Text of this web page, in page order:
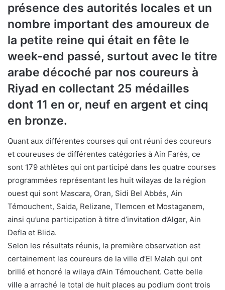
présence des autorités locales et un
nombre important des amoureux de
la petite reine qui était en fête le
week-end passé, surtout avec le titre
arabe décoché par nos coureurs à
Riyad en collectant 25 médailles
dont 11 en or, neuf en argent et cinq
en bronze.
Quant aux différentes courses qui ont réuni des coureurs
et coureuses de différentes catégories à Ain Farés, ce
sont 179 athlètes qui ont participé dans les quatre courses
programmées représentant les huit wilayas de la région
ouest qui sont Mascara, Oran, Sidi Bel Abbés, Ain
Témouchent, Saida, Relizane, Tlemcen et Mostaganem,
ainsi qu’une participation à titre d’invitation d’Alger, Ain
Defla et Blida.
Selon les résultats réunis, la première observation est
certainement les coureurs de la ville d’El Malah qui ont
brillé et honoré la wilaya d’Ain Témouchent. Cette belle
ville a arraché le total de huit places au podium dont trois